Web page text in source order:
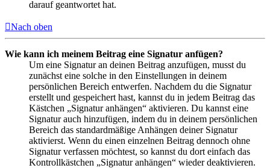
darauf geantwortet hat.
Nach oben
Wie kann ich meinem Beitrag eine Signatur anfügen?
Um eine Signatur an deinen Beitrag anzufügen, musst du
zunächst eine solche in den Einstellungen in deinem
persönlichen Bereich entwerfen. Nachdem du die Signatur
erstellt und gespeichert hast, kannst du in jedem Beitrag das
Kästchen „Signatur anhängen“ aktivieren. Du kannst eine
Signatur auch hinzufügen, indem du in deinem persönlichen
Bereich das standardmäßige Anhängen deiner Signatur
aktivierst. Wenn du einen einzelnen Beitrag dennoch ohne
Signatur verfassen möchtest, so kannst du dort einfach das
Kontrollkästchen „Signatur anhängen“ wieder deaktivieren.